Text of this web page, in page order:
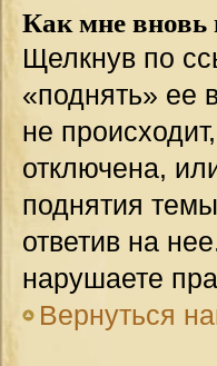
Как мне вновь
Щелкнув по
«поднять» ее
не
отключена,
поднятия
ответив на
нарушаете
Вернуться